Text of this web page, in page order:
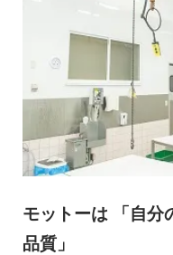
モットーは 「自分
品質」